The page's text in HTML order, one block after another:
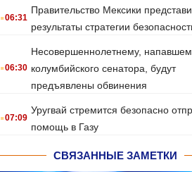
.06:31
Правительство Мексики
результаты стратегии
.06:30
Несовершеннолетнему,
колумбийского сенатора, будут
предъявлены обвинения
.07:09
Уругвай стремится безопасно
помощь в Газу
СВЯЗАННЫЕ ЗАМЕТКИ